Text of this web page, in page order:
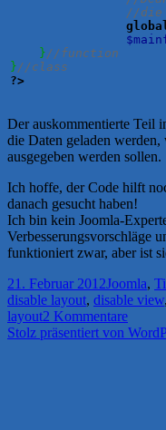
//die
}//function
}//class
?>
Der auskommentierte Teil
die Daten geladen werden,
ausgegeben werden sollen.
Ich hoffe, der Code hilft
danach gesucht haben!
Ich bin kein Joomla-
Verbesserungsvorschläge
funktioniert zwar, aber ist
Veröffentlicht
am
21. Februar 2012Joomla,
disable layout, disable view,
layout2 Kommentarezu
Joomla
Stolz präsentiert von